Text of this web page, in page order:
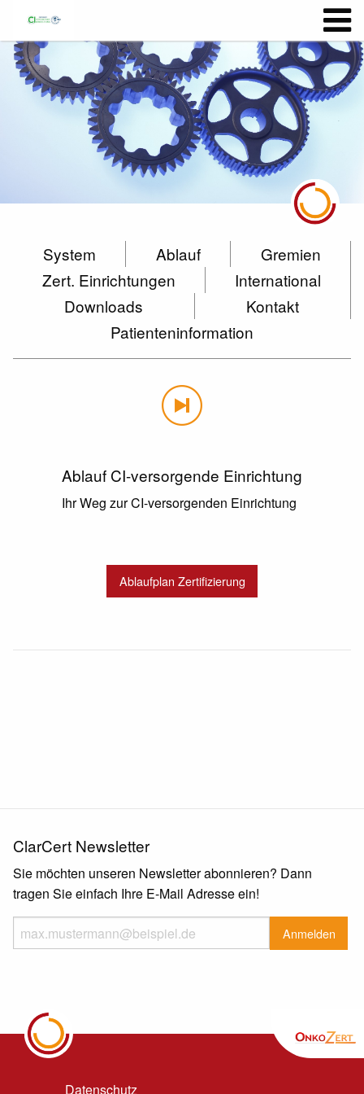
System Ablauf
Gremien
Zert. Einrichtungen
International
Downloads
Kontakt
Patienteninformation
Ablauf CI-versorgende Einrichtung
Ihr Weg zur CI-versorgenden Einrichtung
Ablaufplan Zertifizierung
ClarCert Newsletter
Sie möchten unseren Newsletter abonnieren? Dann
tragen Sie einfach Ihre E-Mail Adresse ein!
Datenschutz